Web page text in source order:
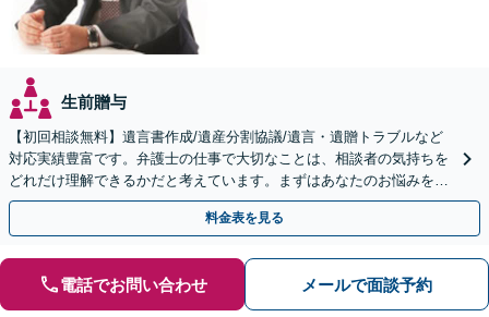
生前贈与
【初回相談無料】遺言書作成/遺産分割協議/遺言・遺贈トラブルなど
対応実績豊富です。弁護士の仕事で大切なことは、相談者の気持ちを
どれだけ理解できるかだと考えています。まずはあなたのお悩みを聞
かせてください。
料金表を見る
電話でお問い合わせ メールで面談予約